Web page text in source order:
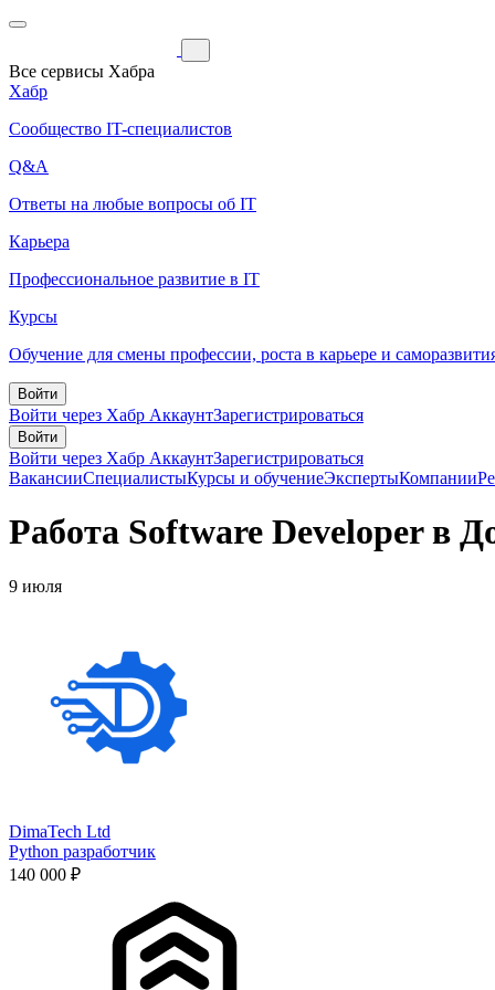
Все сервисы Хабра
Хабр
Сообщество IT-специалистов
Q&A
Ответы на любые вопросы об IT
Карьера
Профессиональное развитие в IT
Курсы
Обучение для смены профессии, роста в карьере и
Войти
Войти через Хабр АккаунтЗарегистрироваться
Войти
Войти через Хабр АккаунтЗарегистрироваться
ВакансииСпециалистыКурсы и обучениеЭкспертыКомпании
Работа Software Developer в
9 июля
DimaTech Ltd
Python разработчик
140 000 ₽